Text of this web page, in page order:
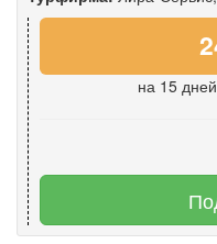
на 15 дней